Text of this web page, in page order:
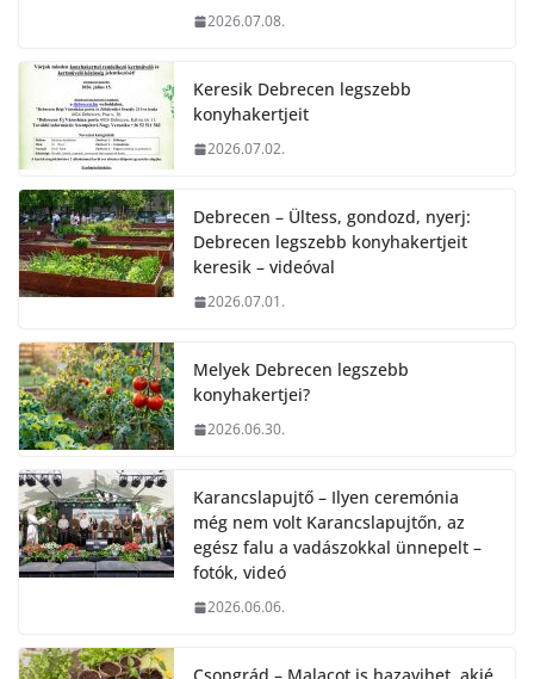
2026.07.08.
Keresik Debrecen legszebb
konyhakertjeit
2026.07.02.
Debrecen – Ültess, gondozd, nyerj:
Debrecen legszebb konyhakertjeit
keresik – videóval
2026.07.01.
Melyek Debrecen legszebb
konyhakertjei?
2026.06.30.
Karancslapujtő – Ilyen ceremónia
még nem volt Karancslapujtőn, az
egész falu a vadászokkal ünnepelt –
fotók, videó
2026.06.06.